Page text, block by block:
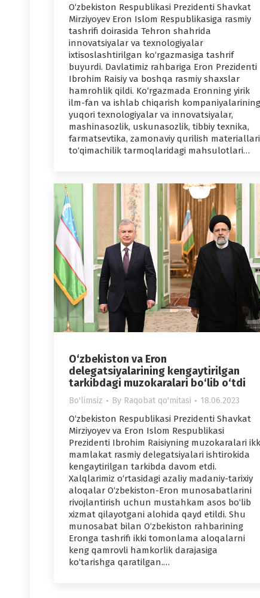
O‘zbekiston Respublikasi Prezidenti Shavkat
Mirziyoyev Eron Islom Respublikasiga rasmiy
tashrifi doirasida Tehron shahrida
innovatsiyalar va texnologiyalar
ixtisoslashtirilgan ko‘rgazmasiga tashrif
buyurdi. Davlatimiz rahbariga Eron Prezidenti
Ibrohim Raisiy va boshqa rasmiy shaxslar
hamrohlik qildi. Ko‘rgazmada Eronning yirik
ilm-fan va ishlab chiqarish kompaniyalarining
yuqori texnologiyalar va innovatsiyalar,
mashinasozlik, uskunasozlik, tibbiy texnika,
farmatsevtika, zamonaviy qurilish
to‘qimachilik tarmoqlaridagi mahsulotlari…
O‘zbekiston va Eron
delegatsiyalarining kengaytirilgan
tarkibdagi muzokaralari bo‘lib o‘tdi
Bo'limsiz By Raqobat qo'mitasi 18.06.2023
O‘zbekiston Respublikasi Prezidenti Shavkat
Mirziyoyev va Eron Islom Respublikasi
Prezidenti Ibrohim Raisiyning muzokaralari
mamlakat rasmiy delegatsiyalari ishtirokida
kengaytirilgan tarkibda davom etdi.
Xalqlarimiz o‘rtasidagi azaliy madaniy-tarixiy
aloqalar O‘zbekiston-Eron munosabatlarini
rivojlantirish uchun mustahkam asos bo‘lib
xizmat qilayotgani alohida qayd etildi. Shu
munosabat bilan O‘zbekiston rahbarining
Eronga tashrifi ikki tomonlama aloqalarni
keng qamrovli hamkorlik darajasiga
ko‘tarishga qaratilgan.…